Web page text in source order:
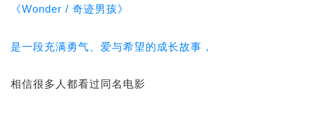
《Wonder / 奇迹男孩》
是一段充满勇气、爱与希望的成长故事，
相信很多人都看过同名电影